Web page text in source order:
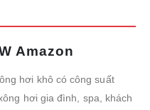
Amazon
hơi khô có công suất
hơi gia đình, spa, khách